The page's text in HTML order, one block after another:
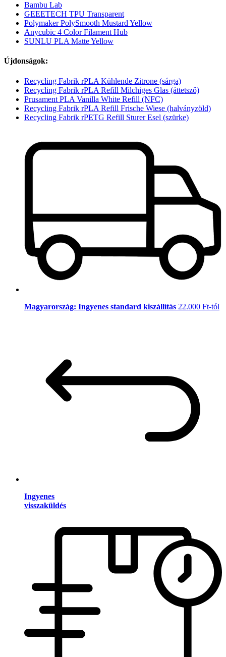
Bambu Lab
GEEETECH TPU Transparent
Polymaker PolySmooth Mustard Yellow
Anycubic 4 Color Filament Hub
SUNLU PLA Matte Yellow
Újdonságok:
Recycling Fabrik rPLA Kühlende Zitrone (sárga)
Recycling Fabrik rPLA Refill Milchiges Glas (áttetsző)
Prusament PLA Vanilla White Refill (NFC)
Recycling Fabrik rPLA Refill Frische Wiese (halványzöld)
Recycling Fabrik rPETG Refill Sturer Esel (szürke)
Magyarország: Ingyenes standard kiszállítás 22.000 Ft-tól
Ingyenes
visszaküldés